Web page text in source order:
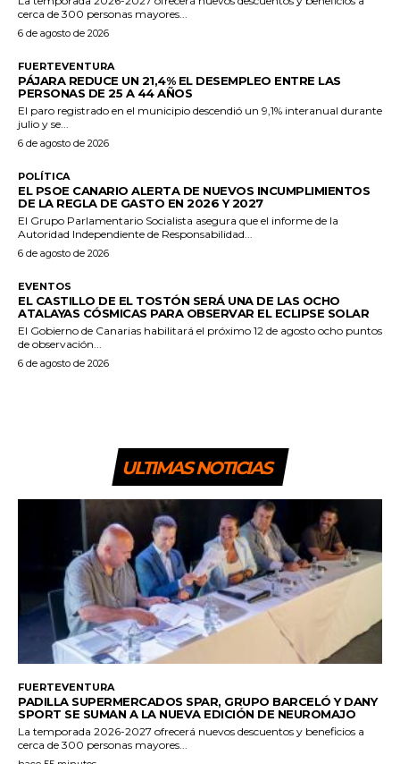
cerca de 300 personas mayores...
6 de agosto de 2026
FUERTEVENTURA
PÁJARA REDUCE UN 21,4% EL DESEMPLEO ENTRE LAS
PERSONAS DE 25 A 44 AÑOS
El paro registrado en el municipio descendió un 9,1% interanual durante
julio y se...
6 de agosto de 2026
POLÍTICA
EL PSOE CANARIO ALERTA DE NUEVOS INCUMPLIMIENTOS
DE LA REGLA DE GASTO EN 2026 Y 2027
El Grupo Parlamentario Socialista asegura que el informe de la
Autoridad Independiente de Responsabilidad...
6 de agosto de 2026
EVENTOS
EL CASTILLO DE EL TOSTÓN SERÁ UNA DE LAS OCHO
ATALAYAS CÓSMICAS PARA OBSERVAR EL ECLIPSE SOLAR
El Gobierno de Canarias habilitará el próximo 12 de agosto ocho puntos
de observación...
6 de agosto de 2026
ULTIMAS NOTICIAS
FUERTEVENTURA
PADILLA SUPERMERCADOS SPAR, GRUPO BARCELÓ Y DANY
SPORT SE SUMAN A LA NUEVA EDICIÓN DE NEUROMAJO
La temporada 2026-2027 ofrecerá nuevos descuentos y beneficios a
cerca de 300 personas mayores...